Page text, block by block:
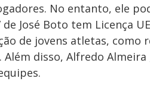
No entanto, ele
José Boto tem Licença
de jovens atletas, como
Além disso, Alfredo